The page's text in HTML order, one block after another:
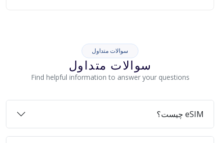
سوالات متداول
سوالات متداول
Find helpful information to answer your questions
eSIM چیست؟